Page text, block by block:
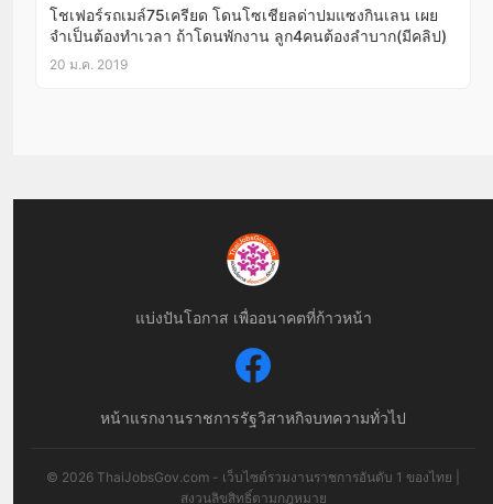
โชเฟอร์รถเมล์75เครียด โดนโซเชียลด่าปมแซงกินเลน เผย
จำเป็นต้องทำเวลา ถ้าโดนพักงาน ลูก4คนต้องลำบาก(มีคลิป)
20 ม.ค. 2019
แบ่งปันโอกาส เพื่ออนาคตที่ก้าวหน้า
หน้าแรกงานราชการรัฐวิสาหกิจบทความทั่วไป
© 2026 ThaiJobsGov.com - เว็บไซต์รวมงานราชการอันดับ 1 ของไทย |
สงวนลิขสิทธิ์ตามกฎหมาย